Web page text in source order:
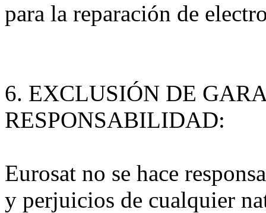
para la reparación de
6. EXCLUSIÓN DE
RESPONSABILIDAD:
Eurosat no se hace
y perjuicios de cualquier